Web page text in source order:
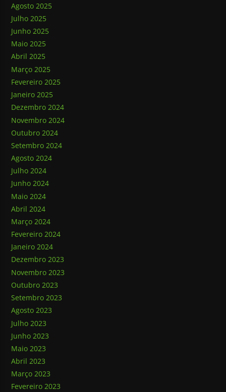
Agosto 2025
Julho 2025
Junho 2025
Maio 2025
Abril 2025
Março 2025
Fevereiro 2025
Janeiro 2025
Dezembro 2024
Novembro 2024
Outubro 2024
Setembro 2024
Agosto 2024
Julho 2024
Junho 2024
Maio 2024
Abril 2024
Março 2024
Fevereiro 2024
Janeiro 2024
Dezembro 2023
Novembro 2023
Outubro 2023
Setembro 2023
Agosto 2023
Julho 2023
Junho 2023
Maio 2023
Abril 2023
Março 2023
Fevereiro 2023